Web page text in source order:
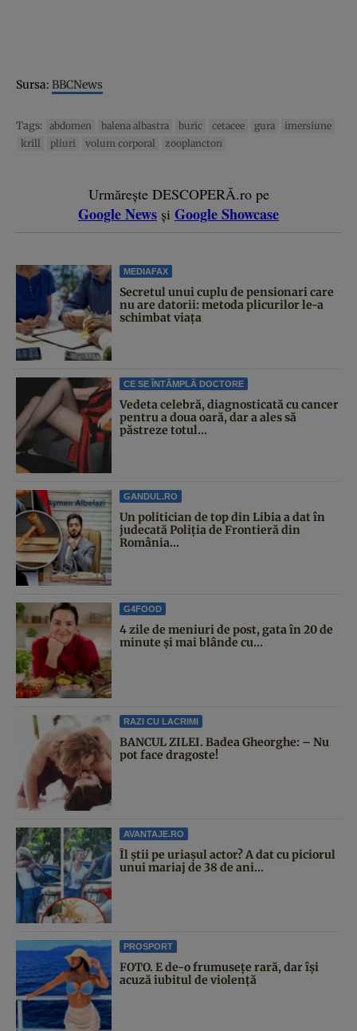
Sursa: BBCNews
Tags: abdomen balena albastra buric cetacee gura
imersiune
krill
pliuri volum corporal zooplancton
Urmărește DESCOPERĂ.ro pe
Google News și Google Showcase
MEDIAFAX
Secretul unui cuplu de pensionari care
nu are datorii: metoda plicurilor le-a
schimbat viața
CE SE ÎNTÂMPLĂ DOCTORE
Vedeta celebră, diagnosticată cu cancer
pentru a doua oară, dar a ales să
păstreze totul...
GANDUL.RO
Un politician de top din Libia a dat în
judecată Poliția de Frontieră din
România...
G4FOOD
4 zile de meniuri de post, gata în 20 de
minute și mai blânde cu...
RAZI CU LACRIMI
BANCUL ZILEI. Badea Gheorghe: – Nu
pot face dragoste!
AVANTAJE.RO
Îl știi pe uriașul actor? A dat cu piciorul
unui mariaj de 38 de ani...
PROSPORT
FOTO. E de-o frumusețe rară, dar își
acuză iubitul de violență